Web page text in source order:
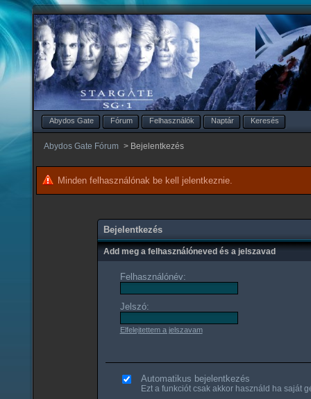
Abydos Gate Fórum Felhasználók Naptár Keresés
Abydos Gate Fórum > Bejelentkezés
Minden felhasználónak be kell jelentkeznie.
Bejelentkezés
Add meg a felhasználóneved és a jelszavad
Felhasználónév:
Jelszó:
Elfelejtettem a jelszavam
Automatikus bejelentkezés
Ezt a funkciót csak akkor használd ha saját